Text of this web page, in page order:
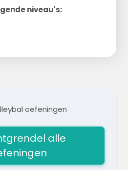
niveau's:
oefeningen
alle